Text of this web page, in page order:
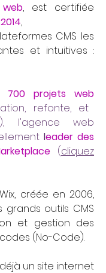
, est certifiée
,
CMS les
et intuitives :
700 projets web
refonte, et
l'agence web
leader des
(cliquez
créée en 2006,
outils CMS
et gestion des
(No-Code).
un site internet